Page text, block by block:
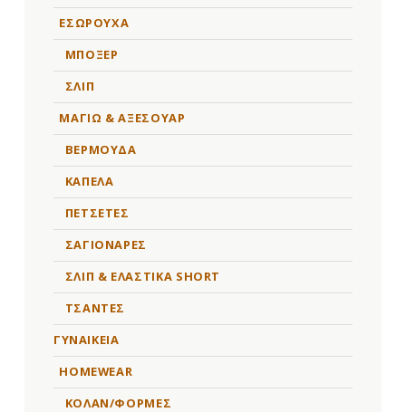
ΕΣΩΡΟΥΧΑ
ΜΠΟΞΕΡ
ΣΛΙΠ
ΜΑΓΙΩ & ΑΞΕΣΟΥΑΡ
ΒΕΡΜΟΥΔΑ
ΚΑΠΕΛΑ
ΠΕΤΣΕΤΕΣ
ΣΑΓΙΟΝΑΡΕΣ
ΣΛΙΠ & ΕΛΑΣΤΙΚΑ SHORT
ΤΣΑΝΤΕΣ
ΓΥΝΑΙΚΕΙΑ
HOMEWEAR
ΚΟΛΑΝ/ΦΟΡΜΕΣ